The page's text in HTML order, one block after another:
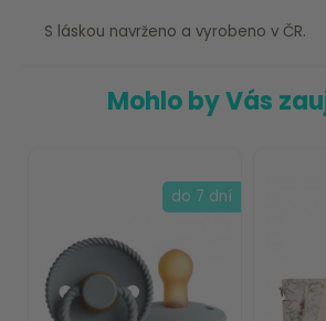
S láskou navrženo a vyrobeno v ČR.
Mohlo by Vás
do 7 dní